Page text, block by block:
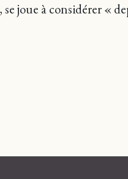
se joue à considérer «